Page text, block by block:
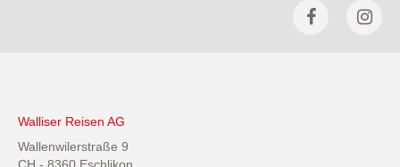
Walliser Reisen AG
Wallenwilerstraße 9